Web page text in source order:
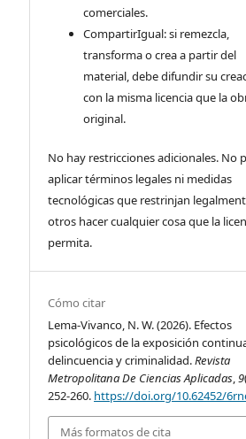
comerciales.
CompartirIgual: si remezcla,
transforma o crea a partir del
material, debe difundir su
con la misma licencia que la
original.
No hay restricciones adicionales. No
aplicar términos legales ni medidas
tecnológicas que restrinjan
otros hacer cualquier cosa que la
permita.
Cómo citar
Lema-Vivanco, N. W. (2026). Efectos
psicológicos de la exposición
delincuencia y criminalidad.Revista
Metropolitana De Ciencias Aplicadas,9
252-260. https://doi.org/10.62452/
Más formatos de cita